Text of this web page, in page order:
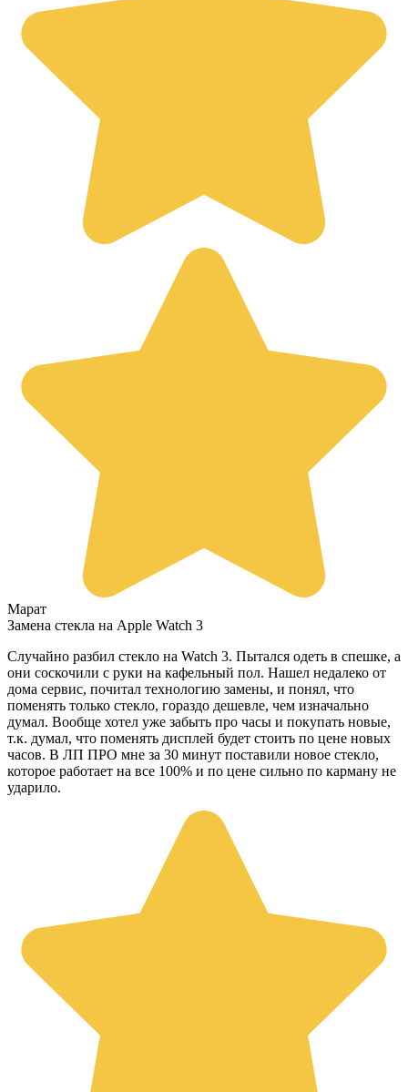
Марат
Замена стекла на Apple Watch 3
Случайно разбил стекло на Watch 3. Пытался одеть в спешке, а
они соскочили с руки на кафельный пол. Нашел недалеко от
дома сервис, почитал технологию замены, и понял, что
поменять только стекло, гораздо дешевле, чем изначально
думал. Вообще хотел уже забыть про часы и покупать новые,
т.к. думал, что поменять дисплей будет стоить по цене новых
часов. В ЛП ПРО мне за 30 минут поставили новое стекло,
которое работает на все 100% и по цене сильно по карману не
ударило.